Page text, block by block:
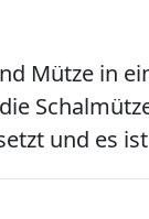
Mütze in
und es